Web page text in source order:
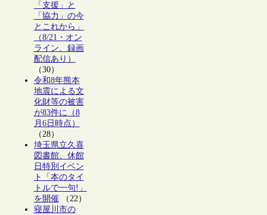
「支援」と
「協力」の今
とこれから」
（8/21・オン
ライン、録画
配信あり）
（30）
令和8年熊本
地震による文
化財等の被害
が83件に（8
月6日時点）
（28）
埼玉県立久喜
図書館、休館
日特別イベン
ト「本のタイ
トルで一句!」
を開催（22）
寝屋川市の